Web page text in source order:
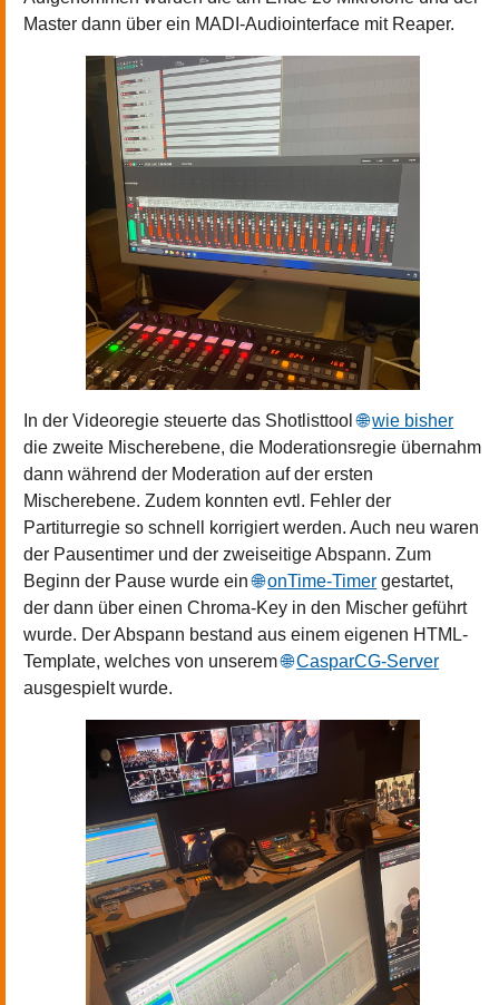
Master dann über ein MADI-Audiointerface mit Reaper.
In der Videoregie steuerte das Shotlisttool
wie bisher
die zweite Mischerebene, die Moderationsregie übernahm
dann während der Moderation auf der ersten
Mischerebene. Zudem konnten evtl. Fehler der
Partiturregie so schnell korrigiert werden. Auch neu waren
der Pausentimer und der zweiseitige Abspann. Zum
Beginn der Pause wurde ein
onTime-Timer gestartet,
der dann über einen Chroma-Key in den Mischer geführt
wurde. Der Abspann bestand aus einem eigenen HTML-
Template, welches von unserem
CasparCG-Server
ausgespielt wurde.